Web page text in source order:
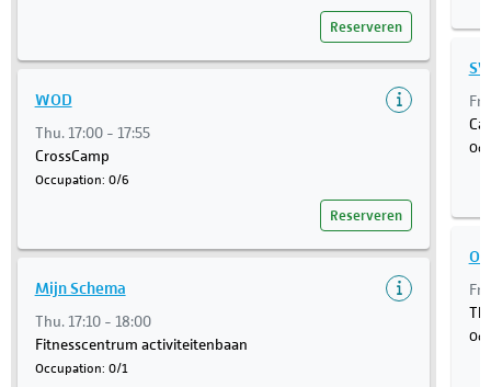
Reserveren
WOD
Thu. 17:00 - 17:55
CrossCamp
Occupation: 0/6
Reserveren
Mijn Schema
Thu. 17:10 - 18:00
Fitnesscentrum activiteitenbaan
Occupation: 0/1